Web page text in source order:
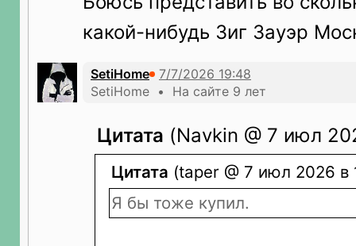
какой-нибудь Зиг Зауэр
SetiHome
SetiHome • На сайте 9 лет
Цитата (Navkin @ 7 июл
Цитата (taper @ 7 июл 2026 в
Я бы тоже купил.